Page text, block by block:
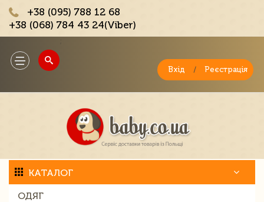
+38 (095) 788 12 68
+38 (068) 784 43 24(Viber)
Toggle
navigation
Вхід / Реєстрація
КАТАЛОГ
ОДЯГ